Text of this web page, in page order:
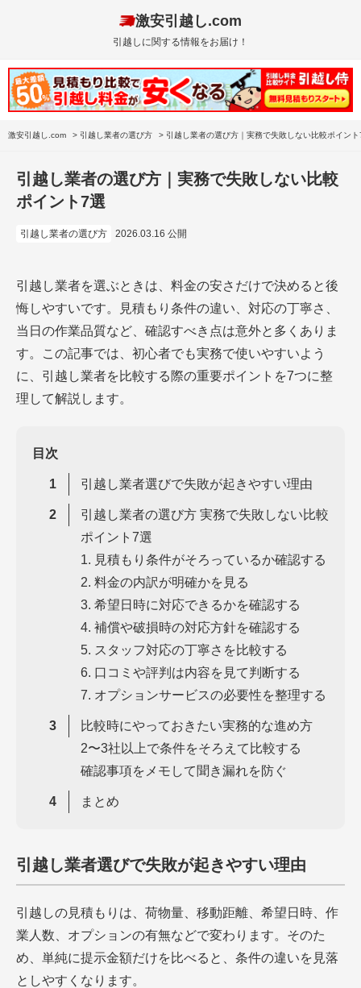
激安引越し.com
引越しに関する情報をお届け！
激安引越し.com > 引越し業者の選び方 > 引越し業者の選び方｜実務で失敗しない比較ポイン
引越し業者の選び方｜実務で失敗しない比較
ポイント7選
引越し業者の選び方 2026.03.16 公開
引越し業者を選ぶときは、料金の安さだけで決めると後
悔しやすいです。見積もり条件の違い、対応の丁寧さ、
当日の作業品質など、確認すべき点は意外と多くありま
す。この記事では、初心者でも実務で使いやすいよう
に、引越し業者を比較する際の重要ポイントを7つに整
理して解説します。
目次
引越し業者選びで失敗が起きやすい理由
引越し業者の選び方 実務で失敗しない比較
ポイント7選
1. 見積もり条件がそろっているか確認する
2. 料金の内訳が明確かを見る
3. 希望日時に対応できるかを確認する
4. 補償や破損時の対応方針を確認する
5. スタッフ対応の丁寧さを比較する
6. 口コミや評判は内容を見て判断する
7. オプションサービスの必要性を整理する
比較時にやっておきたい実務的な進め方
2〜3社以上で条件をそろえて比較する
確認事項をメモして聞き漏れを防ぐ
まとめ
引越し業者選びで失敗が起きやすい理由
引越しの見積もりは、荷物量、移動距離、希望日時、作
業人数、オプションの有無などで変わります。そのた
め、単純に提示金額だけを比べると、条件の違いを見落
としやすくなります。